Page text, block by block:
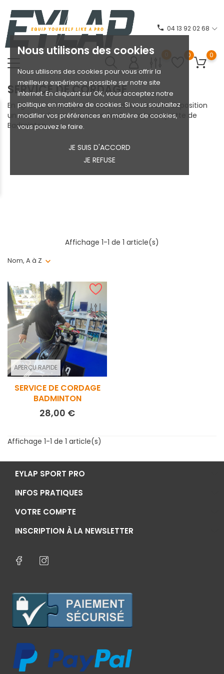
Nous utilisons des cookies
Nous utilisons des cookies pour vous offrir la
meilleure expérience possible sur notre site
Internet. En cliquant sur OK, vous acceptez notre
politique en matière de cookies. Si vous souhaitez
modifier vos préférences en matière de cookies,
vous pouvez le faire.
JE SUIS D'ACCORD
JE REFUSE
phone 04 13 92 02 68
0 0 0
SERVICE DE CORDAGE
En ligne ou en magasin, nous mettons à votre disposition
un service de cordage pour équiper votre raquette de
Badminton.
Nom, A à Z
Affichage 1-1 de 1 article(s)
APERÇU RAPIDE
SERVICE DE CORDAGE
BADMINTON
28,00 €Prix
Affichage 1-1 de 1 article(s)
EYLAP SPORT PRO
INFOS PRATIQUES
VOTRE COMPTE
INSCRIPTION À LA NEWSLETTER